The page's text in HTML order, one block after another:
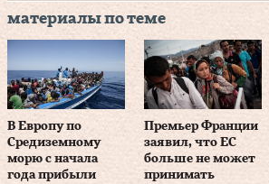
материалы по теме
В Европу по
Средиземному
морю с начала
года прибыли
Премьер Франции
заявил, что ЕС
больше не может
принимать